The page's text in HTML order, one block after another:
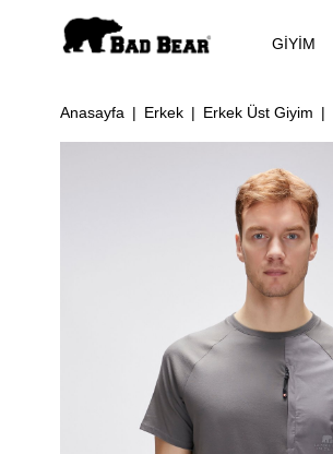
GİYİM
Anasayfa Erkek Erkek Üst Giyim